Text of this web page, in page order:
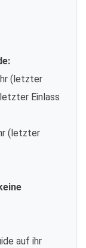
(letzter
Einlass
(letzter
auf ihr